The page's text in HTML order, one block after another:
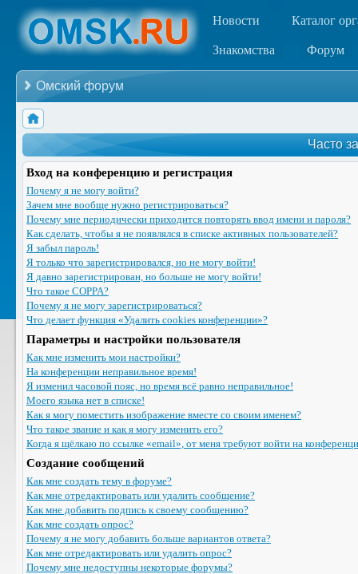
Новости Каталог
Знакомства Форум
Омский форум
Часто
Вход на конференцию и регистрация
Почему я не могу войти?
Зачем мне вообще нужно регистрироваться?
Почему мне периодически приходится повторять ввод имени и пароля?
Как сделать, чтобы я не появлялся в списке активных пользователей?
Я забыл пароль!
Я только что зарегистрировался, но не могу войти!
Я давно зарегистрирован, но больше не могу войти!
Что такое COPPA?
Почему я не могу зарегистрироваться?
Что делает функция «Удалить cookies конференции»?
Параметры и настройки пользователя
Как мне изменить мои настройки?
На конференции неправильное время!
Я изменил часовой пояс, но время всё равно неправильное!
Моего языка нет в списке!
Как я могу поместить изображение вместе со своим именем?
Что такое звание и как я могу изменить его?
Когда я щёлкаю по ссылке «email», от меня требуют войти на
Создание сообщений
Как мне создать тему в форуме?
Как мне отредактировать или удалить сообщение?
Как мне добавить подпись к своему сообщению?
Как мне создать опрос?
Почему я не могу добавить больше вариантов ответа?
Как мне отредактировать или удалить опрос?
Почему мне недоступны некоторые форумы?